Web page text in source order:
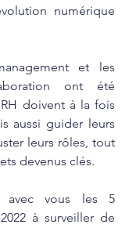
numérique
et les
ont été
doivent à la fois
aussi guider leurs
leurs rôles, tout
devenus clés.
avec vous les 5
à surveiller de